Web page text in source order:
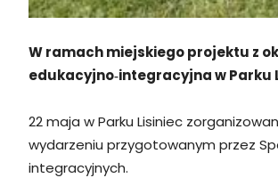
W ramach miejskiego projektu z
edukacyjno‑integracyjna w
22 maja w Parku Lisiniec
wydarzeniu przygotowanym przez
integracyjnych.